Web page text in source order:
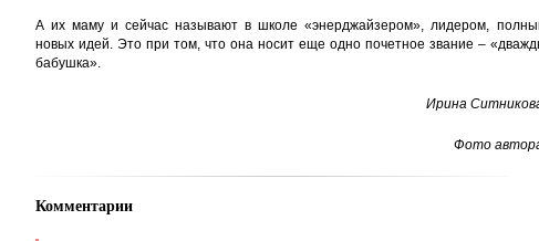
А их маму и сейчас называют в школе «энерджайзером», лидером,
новых идей. Это при том, что она носит еще одно почетное звание –
бабушка».
Ирина
Фото
Комментарии